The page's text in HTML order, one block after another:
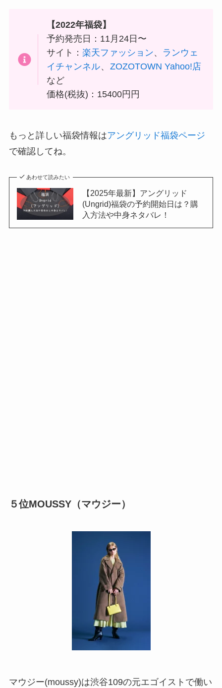
【2022年福袋】
予約発売日：11月24日〜
サイト：楽天ファッション、 ランウェ
イチャンネル、 ZOZOTOWN Yahoo!店
など
価格(税抜)：15400円円
もっと詳しい福袋情報はアングリッド福袋ページ
で確認してね。
あわせて読みたい
【2025年最新】アングリッド
(Ungrid)福袋の予約開始日は？購
入方法や中身ネタバレ！
５位MOUSSY（マウジー）
マウジー(moussy)は渋谷109の元エゴイストで働い